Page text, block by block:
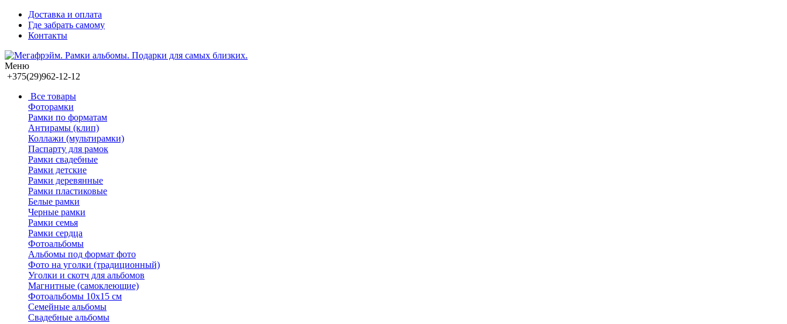
Доставка и оплата
Где забрать самому
Контакты
Меню
+375(29)962-12-12
Все товары
Фоторамки
Рамки по форматам
Антирамы (клип)
Коллажи (мультирамки)
Паспарту для рамок
Рамки свадебные
Рамки детские
Рамки деревянные
Рамки пластиковые
Белые рамки
Черные рамки
Рамки семья
Рамки сердца
Фотоальбомы
Альбомы под формат фото
Фото на уголки (традиционный)
Уголки и скотч для альбомов
Магнитные (самоклеющие)
Фотоальбомы 10х15 см
Семейные альбомы
Свадебные альбомы